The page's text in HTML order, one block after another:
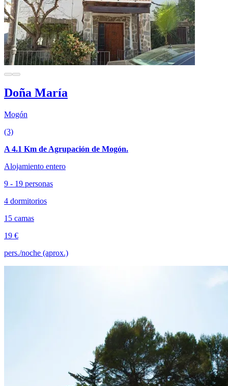
Doña María
Mogón
(3)
A 4.1 Km de Agrupación de Mogón.
Alojamiento entero
9 - 19 personas
4 dormitorios
15 camas
19 €
pers./noche (aprox.)